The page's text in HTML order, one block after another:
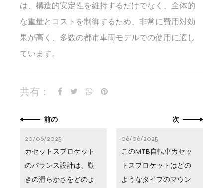
は、構造的安定性を維持するだけでなく、全体的
な重量とコストを制御するため、非常に費用対効
果が高く、多数の都市車両モデルでの使用に適し
ています。
共有：
前の
20/06/2025
カセットスプロケット
のバランス設計は、動
きの滑らかさをどのよ
次
06/06/2025
このMTB自転車カセッ
トスプロケットはどの
ようなタイプのマウン